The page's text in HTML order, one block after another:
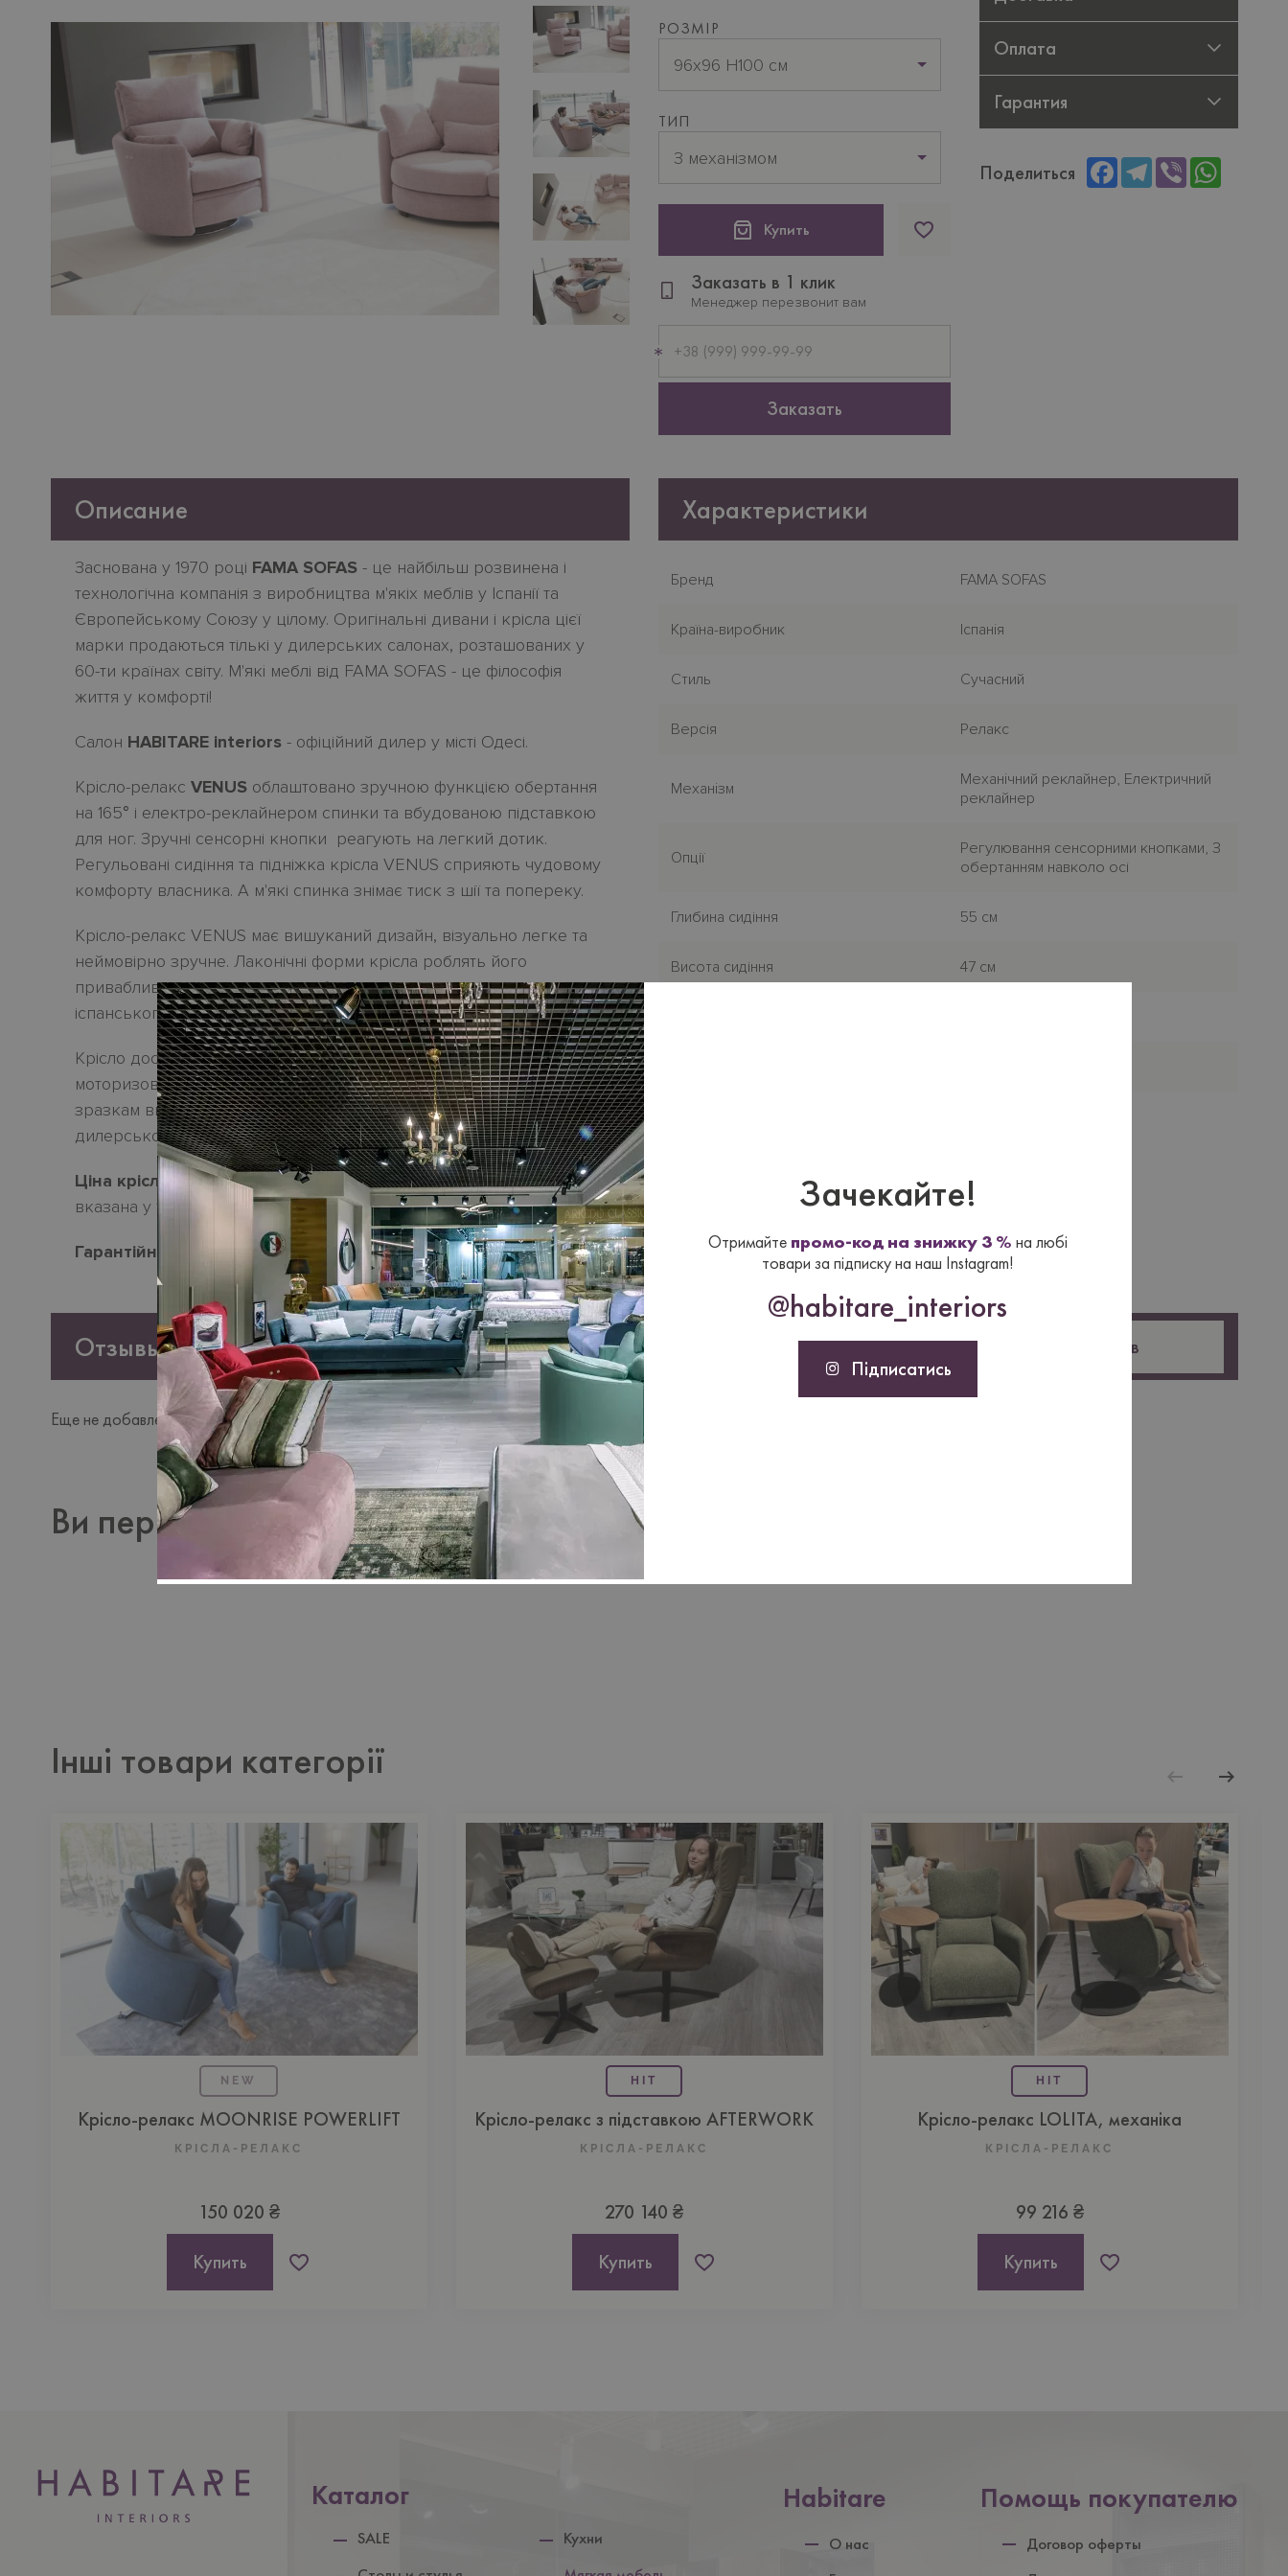
Зачекайте!
Отримайте промо-код на знижку 3 % на любі
товари за підписку на наш Instagram!
@habitare_interiors
Підписатись
РОЗМІР
96х96 H100 см
ТИП
З механізмом
Купить
Заказать в 1 клик
Менеджер перезвонит вам
телефон
Заказать
Оплата
Гарантия
Поделиться FacebookTelegram
Viber
Описание
Заснована у 1970 році FAMA SOFAS- це найбільш розвинена і
технологічна компанія з виробництва м'якіх меблів у Іспанії та
Європейському Союзу у цілому. Оригінальні дивани і крісла цієї
марки продаються тількі у дилерських салонах, розташованих у
60-ти країнах світу. М'якi меблі від FAMA SOFAS - це філософія
життя у комфорті!
Салон HABITARE interiors- офіційний дилер у місті Одесі.
Крiсло-релакс VENUS облаштовано зручною функцією обертання
на 165° і електро-реклайнером спинки та вбудованою підставкою
для ног. Зручні сенсорні кнопки реагують на легкий дотик.
Регульовані сидіння та підніжка крісла VENUS сприяють чудовому
комфорту власника. А м'які спинка знімає тиск з шії та попереку.
Крісло-релакс VENUS має вишуканий дизайн, візуально легке та
неймовірно зручне. Лаконічні форми крісла роблять його
привабливим для поєднання з будь-яким диваном з колекції
іспанського виробника FAMA SOFAS.
Крісло доступне до замовлення з ручною регуліровкою або
моторизоване. Можно обрати оббивку з тканини або шкіри по
зразкам виробника. Усі актуальні зразки оббивки є у
дилерському салонi HABITARE interiors.
Ціна крісла VENUS з електричним реклайнеромна сайті
вказана у тканині.
Гарантійний термін - 18 місяців.
Характеристики
Бренд FAMA SOFAS
Країна-виробник Iспанiя
Стиль Сучасний
Версія Релакс
Механiзм
Механiчний реклайнер, Електричний
реклайнер
Опції
Регулювання сенсорними кнопками, З
обертанням навколо осі
Глибина сидіння 55 см
Висота сидіння 47 см
Отзывы
Еще не добавлено ни одного отзыва. Будьте первым, кто это сделает.
Оставить отзыв
Ви переглядали
Інші товари категорії
NEW
Крісло-релакс MOONRISE POWERLIFT
КРІСЛА-РЕЛАКС
150 020 ₴
Купить
HIT
Крісло-релакс з підставкою AFTERWORK
КРІСЛА-РЕЛАКС
270 140 ₴
Купить
HIT
Крісло-релакс LOLITA, механіка
КРІСЛА-РЕЛАКС
99 216 ₴
Купить
Каталог
SALE
Кухни
Нижній
Habitare
О нас
Помощь покупателю
Договор оферты